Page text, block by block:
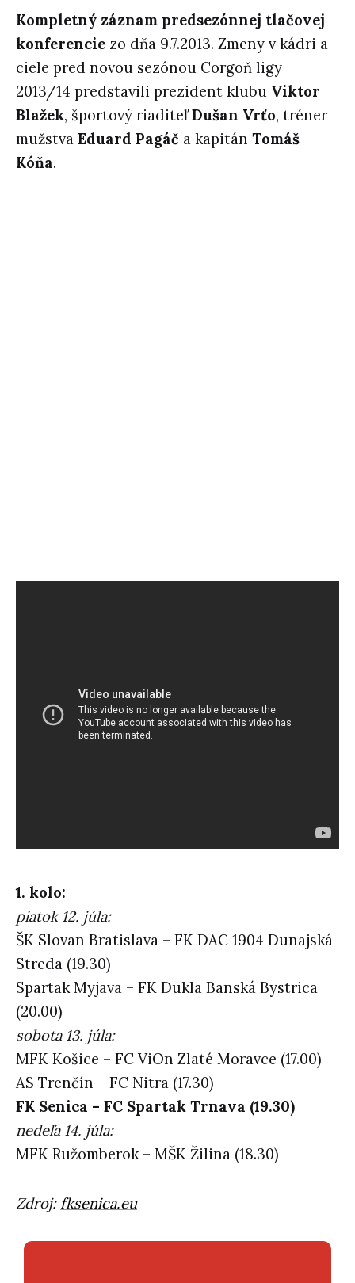
Kompletný záznam predsezónnej tlačovej
konferencie zo dňa 9.7.2013. Zmeny v kádri a
ciele pred novou sezónou Corgoň ligy
2013/14 predstavili prezident klubu Viktor
Blažek, športový riaditeľDušan Vrťo, tréner
mužstva Eduard Pagáč a kapitán Tomáš
Kóňa.
1. kolo:
piatok 12. júla:
ŠK Slovan Bratislava – FK DAC 1904 Dunajská
Streda (19.30)
Spartak Myjava – FK Dukla Banská Bystrica
(20.00)
sobota 13. júla:
MFK Košice – FC ViOn Zlaté Moravce (17.00)
AS Trenčín – FC Nitra (17.30)
FK Senica – FC Spartak Trnava (19.30)
nedeľa 14. júla:
MFK Ružomberok – MŠK Žilina (18.30)
Zdroj: fksenica.eu